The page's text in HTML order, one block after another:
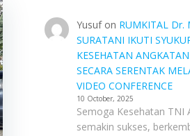
Yusufon RUMKITAL Dr.
SURATANI IKUTI
KESEHATAN
SECARA SERENTAK
VIDEO CONFERENCE
10 October, 2025
Semoga Kesehatan TNI
semakin sukses,